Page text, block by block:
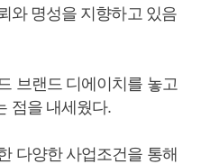
와 명성을 지향하고 있음
브랜드 디에이치를 놓고
점을 내세웠다.
다양한 사업조건을 통해